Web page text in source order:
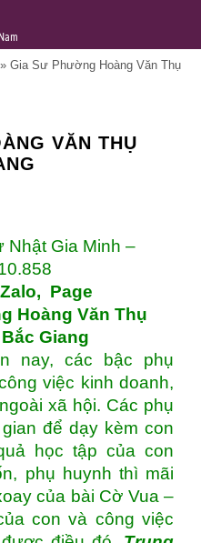
» Gia Sư Phường Hoàng Văn Thụ
VĂN THỤ
Nhật Gia Minh –
Zalo, Page
Hoàng Văn Thụ
Giang
nay, các bậc phụ
việc kinh doanh,
xã hội. Các phụ
để dạy kèm con
học tập của con
phụ huynh thì mãi
của bài Cờ Vua –
con và công việc